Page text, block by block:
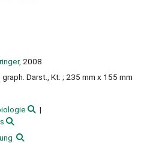
2008
graph. Darst., Kt. ; 235 mm x 155 mm